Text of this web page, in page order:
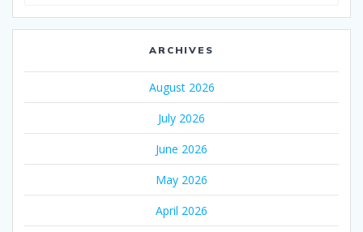
ARCHIVES
August 2026
July 2026
June 2026
May 2026
April 2026